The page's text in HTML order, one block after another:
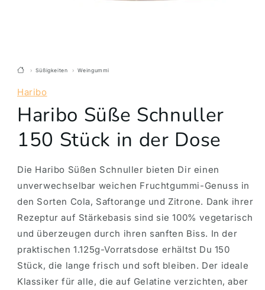
Süßigkeiten Weingummi
Haribo
Haribo Süße Schnuller
150 Stück in der Dose
Die Haribo Süßen Schnuller bieten Dir einen
unverwechselbar weichen Fruchtgummi-Genuss in
den Sorten Cola, Saftorange und Zitrone. Dank ihrer
Rezeptur auf Stärkebasis sind sie 100% vegetarisch
und überzeugen durch ihren sanften Biss. In der
praktischen 1.125g-Vorratsdose erhältst Du 150
Stück, die lange frisch und soft bleiben. Der ideale
Klassiker für alle, die auf Gelatine verzichten, aber